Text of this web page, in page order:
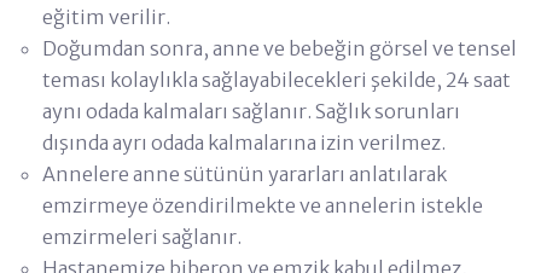
eğitim verilir.
Doğumdan sonra, anne ve bebeğin görsel ve tensel
teması kolaylıkla sağlayabilecekleri şekilde, 24 saat
aynı odada kalmaları sağlanır. Sağlık sorunları
dışında ayrı odada kalmalarına izin verilmez.
Annelere anne sütünün yararları anlatılarak
emzirmeye özendirilmekte ve annelerin istekle
emzirmeleri sağlanır.
Hastanemize biberon ve emzik kabul edilmez,